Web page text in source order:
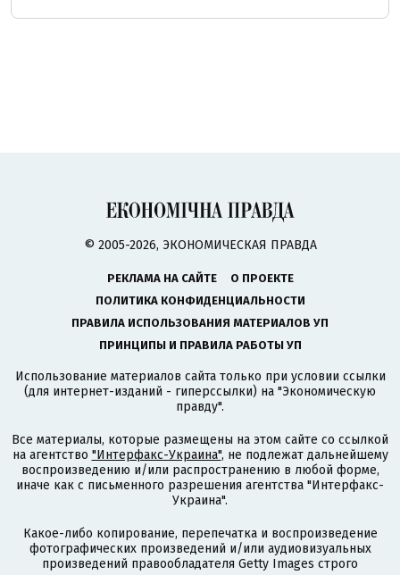
© 2005-2026, ЭКОНОМИЧЕСКАЯ ПРАВДА
РЕКЛАМА НА САЙТЕ
О ПРОЕКТЕ
ПОЛИТИКА КОНФИДЕНЦИАЛЬНОСТИ
ПРАВИЛА ИСПОЛЬЗОВАНИЯ МАТЕРИАЛОВ УП
ПРИНЦИПЫ И ПРАВИЛА РАБОТЫ УП
Использование материалов сайта только при условии ссылки
(для интернет-изданий - гиперссылки) на "Экономическую
правду".
Все материалы, которые размещены на этом сайте со ссылкой
на агентство "Интерфакс-Украина", не подлежат дальнейшему
воспроизведению и/или распространению в любой форме,
иначе как с письменного разрешения агентства "Интерфакс-
Украина".
Какое-либо копирование, перепечатка и воспроизведение
фотографических произведений и/или аудиовизуальных
произведений правообладателя Getty Images строго